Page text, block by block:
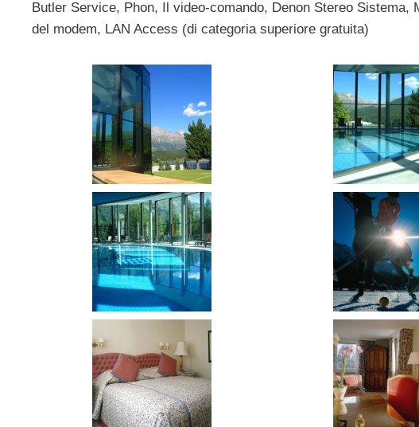
Butler Service, Phon, Il video-comando, Denon Stereo
del modem, LAN Access (di categoria superiore gratuita)